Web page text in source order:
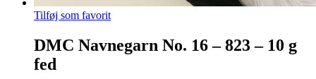
Tilføj som favorit
DMC Navnegarn No. 16 – 823 – 10 g
fed